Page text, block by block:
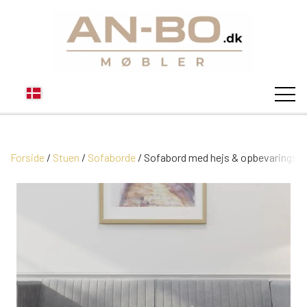
STUEN
SOFA
MODUL SOFA DALLAS
SOFABORDE
SPISESTUEN
SOVEVÆRELSE
Forside Stuen Sofaborde Sofabord med hejs &